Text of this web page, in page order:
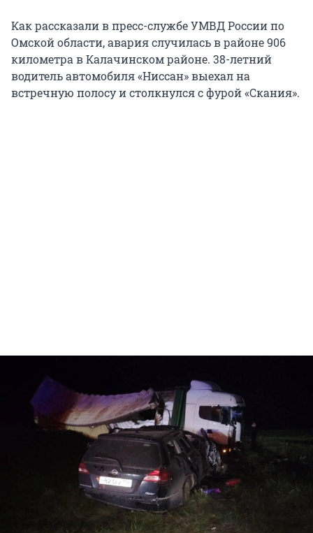
Как рассказали в пресс-службе УМВД России по
Омской области, авария случилась в районе 906
километра в Калачинском районе. 38-летний
водитель автомобиля «Ниссан» выехал на
встречную полосу и столкнулся с фурой «Скания».